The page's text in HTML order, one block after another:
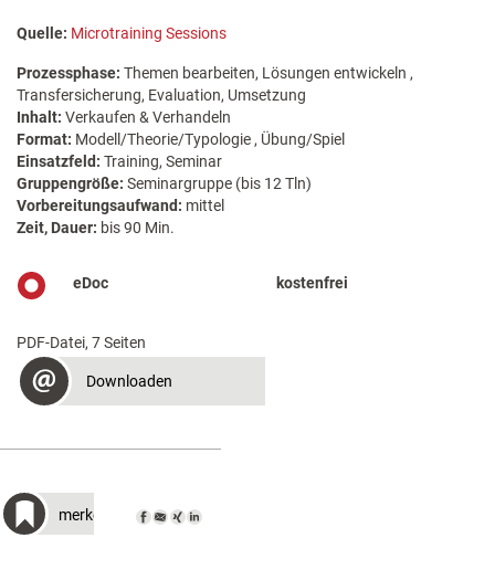
Quelle: Microtraining Sessions
Prozessphase: Themen bearbeiten, Lösungen entwickeln ,
Transfersicherung, Evaluation, Umsetzung
Inhalt: Verkaufen & Verhandeln
Format: Modell/Theorie/Typologie , Übung/Spiel
Einsatzfeld: Training, Seminar
Gruppengröße: Seminargruppe (bis 12 Tln)
Vorbereitungsaufwand: mittel
Zeit, Dauer: bis 90 Min.
eDoc kostenfrei
PDF-Datei, 7 Seiten
Downloaden
merken